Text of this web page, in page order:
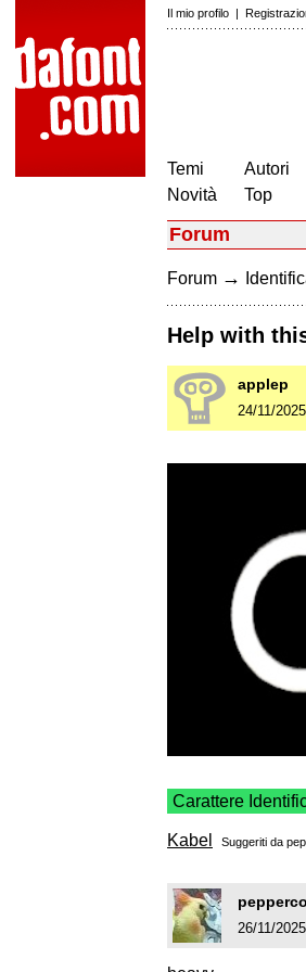
Il mio profilo |
Temi
Novità
Autori
Top
Forum
Forum →
Help with
applep
24/11/
Carattere
Kabel Suggeriti da
26/11/